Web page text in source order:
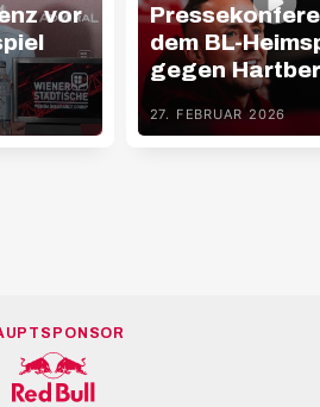
vor
dem BL-
gegen
27. FEBRUAR 2026